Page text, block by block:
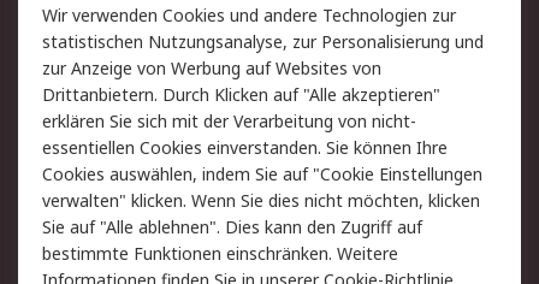
Rücksendung/Entsorgung Kontakt
Hilfe
Rechtliches
RS Verkaufs- und
Lieferbedingungen
Datenschutz
Cookie-Richtlinie
Zahlungsbedingungen
Impressum
Webseite Konditionen
Wir verwenden Cookies und andere Technologien zur
statistischen Nutzungsanalyse, zur Personalisierung und
zur Anzeige von Werbung auf Websites von
Drittanbietern. Durch Klicken auf "Alle akzeptieren"
erklären Sie sich mit der Verarbeitung von nicht-
essentiellen Cookies einverstanden. Sie können Ihre
Cookies auswählen, indem Sie auf "Cookie Einstellungen
verwalten" klicken. Wenn Sie dies nicht möchten, klicken
Sie auf "Alle ablehnen". Dies kann den Zugriff auf
bestimmte Funktionen einschränken. Weitere